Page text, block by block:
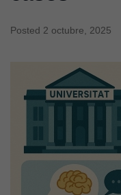
Posted 2 octubre, 2025